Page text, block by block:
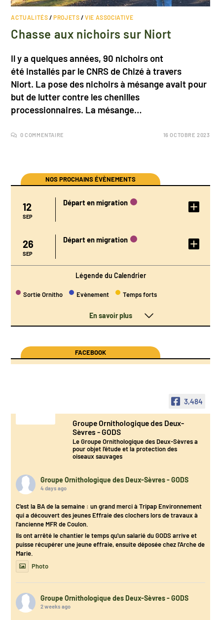
ACTUALITÉS /PROJETS /VIE ASSOCIATIVE
Chasse aux nichoirs sur Niort
Il y a quelques années, 90 nichoirs ont
été installés par le CNRS de Chizé à travers
Niort. La pose des nichoirs à mésange avait pour
but de lutter contre les chenilles
processionnaires. La mésange…
0 COMMENTAIRE 16 OCTOBRE 2023
NOS PROCHAINS ÉVÈNEMENTS
12
SEP
Départ en migration
DÉTAIL DE
L'ÉVÉNEMENT
26
SEP
Départ en migration
DÉTAIL DE
L'ÉVÉNEMENT
Légende du Calendrier
Sortie Ornitho Evènement Temps forts
En savoir plus
FACEBOOK
3,484
Groupe Ornithologique des Deux-
Sèvres - GODS
Le Groupe Ornithologique des Deux-Sèvres a
pour objet l’étude et la protection des
oiseaux sauvages
Groupe Ornithologique des Deux-Sèvres - GODS
4 days ago
C'est la BA de la semaine : un grand merci à Tripap Environnement
qui a découvert des jeunes Effraie des clochers lors de travaux à
l'ancienne MFR de Coulon.
Ils ont arrêté le chantier le temps qu'un salarié du GODS arrive et
puisse récupérer une jeune effraie, ensuite déposée chez l'Arche de
Marie.
Photo
Groupe Ornithologique des Deux-Sèvres - GODS
2 weeks ago